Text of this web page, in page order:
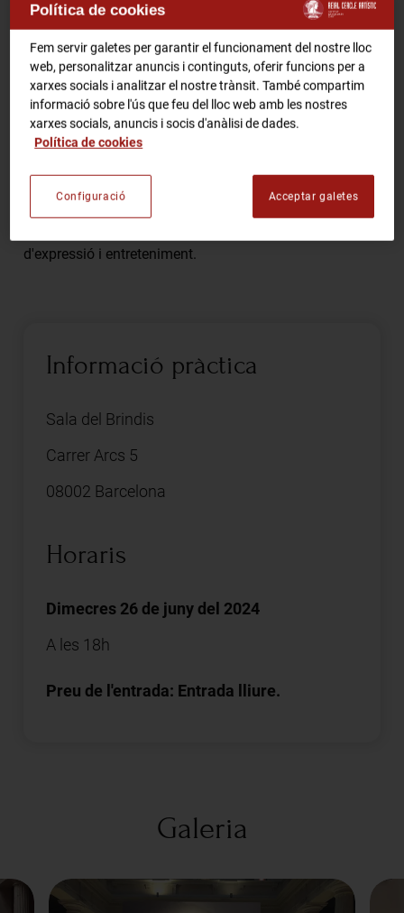
RCA Radio
RCA TV
RCA TEATRE
Gastronomic Experience 360º
Entrades Esdeveniments
FES-TE SOCI
Comparteix
Discutirem diversos temes relacionats amb la història,
els assistents comparteixin les seves experiències i
d'expressió i entreteniment.
Informació pràctica
Sala del Brindis
Carrer Arcs 5
08002 Barcelona
Horaris
Dimecres 26 de juny del 2024
A les 18h
Preu de l'entrada: Entrada lliure.
Galeria
Política de cookies
Fem servir galetes per garantir el funcionament del nostre lloc
web, personalitzar anuncis i continguts, oferir funcions per a
xarxes socials i analitzar el nostre trànsit. També compartim
informació sobre l'ús que feu del lloc web amb les nostres
xarxes socials, anuncis i socis d'anàlisi de dades.
Política de cookies
Acceptar galetes
Configuració